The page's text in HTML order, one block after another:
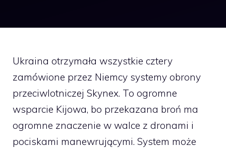
Ukraina otrzymała wszystkie cztery
zamówione przez Niemcy systemy obrony
przeciwlotniczej Skynex. To ogromne
wsparcie Kijowa, bo przekazana broń ma
ogromne znaczenie w walce z dronami i
pociskami manewrującymi. System może